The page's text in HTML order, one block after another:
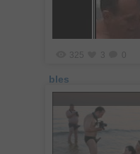
325 3
bles